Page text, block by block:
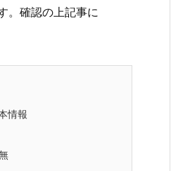
。確認の上記事に
情報